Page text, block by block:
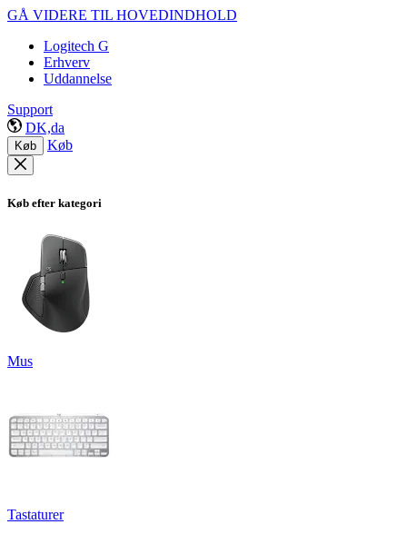
GÅ VIDERE TIL HOVEDINDHOLD
Logitech G
Erhverv
Uddannelse
Support
DK,da
Køb Køb
Køb efter kategori
Mus
Tastaturer